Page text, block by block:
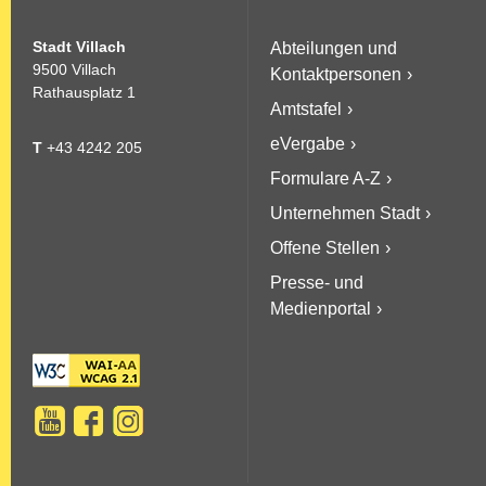
Stadt Villach
9500 Villach
Rathausplatz 1
T +43 4242 205
Abteilungen und
Kontaktpersonen
Amtstafel
eVergabe
Formulare A-Z
Unternehmen Stadt
Offene Stellen
Presse- und
Medienportal